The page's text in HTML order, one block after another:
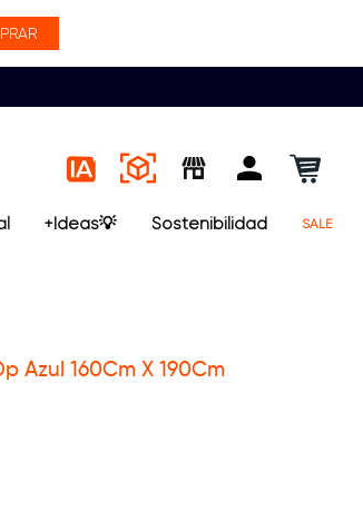
+Ideas💡 Sostenibilidad SALE
Azul 160Cm X 190Cm